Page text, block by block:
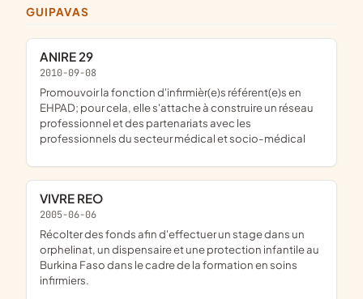
GUIPAVAS
ANIRE 29
2010-09-08
promouvoir la fonction d'infirmièr(e)s référent(e)s en
EHPAD; pour cela, elle s'attache à construire un réseau
professionnel et des partenariats avec les
professionnels du secteur médical et socio-médical
VIVRE REO
2005-06-06
récolter des fonds afin d'effectuer un stage dans un
orphelinat, un dispensaire et une protection infantile au
Burkina Faso dans le cadre de la formation en soins
infirmiers.